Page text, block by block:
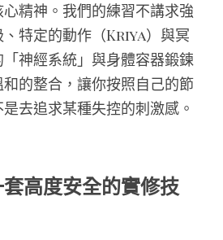
精神。我們的練習不講求強
、特定的動作（Kriya）與冥
神經系統」與身體容器鍛鍊
的整合，讓你按照自己的節
去追求某種失控的刺激感。
高度安全的實修技